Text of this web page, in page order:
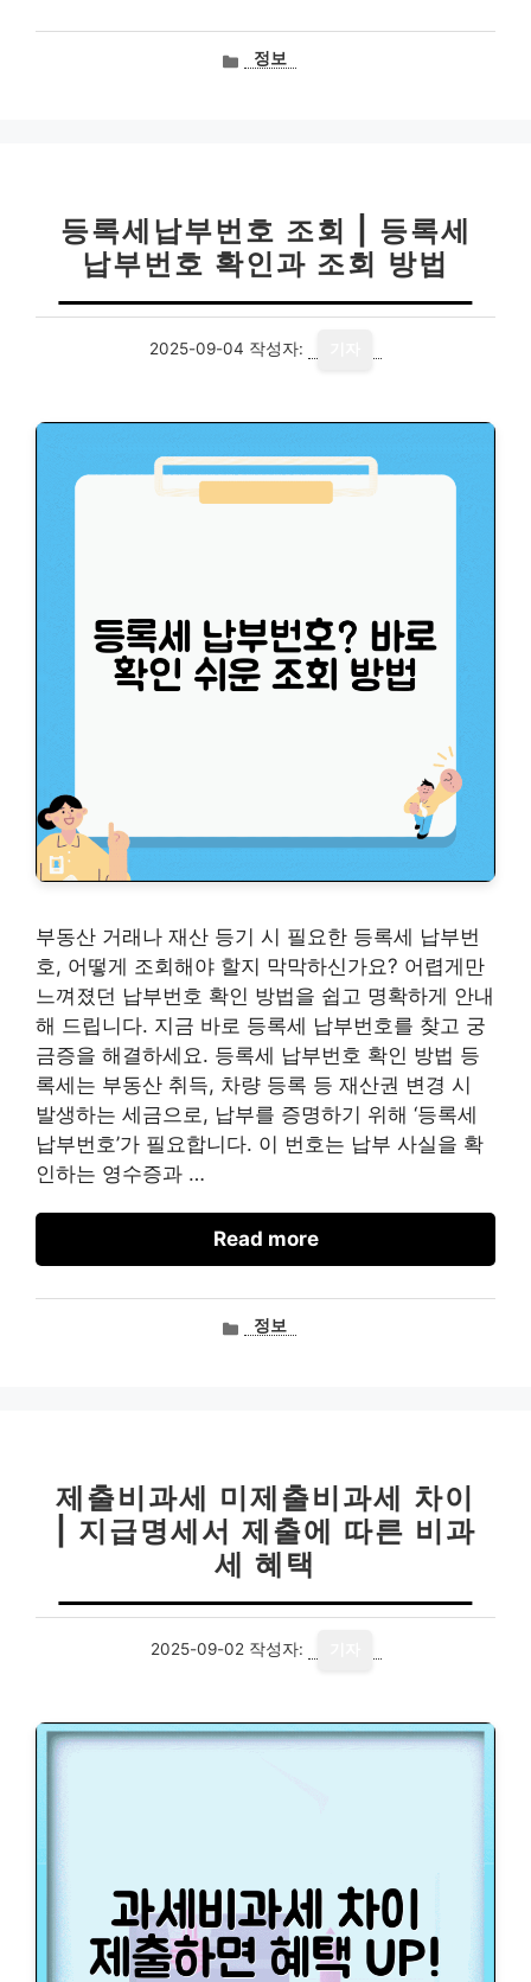
카정보
등록세납부번호 조회 | 등록세
납부번호 확인과 조회 방법
2025-09-04 작성자:
부동산 거래나 재산 등기 시 필요한 등록세 납부번
호, 어떻게 조회해야 할지 막막하신가요? 어렵게만
느껴졌던 납부번호 확인 방법을 쉽고 명확하게 안내
해 드립니다. 지금 바로 등록세 납부번호를 찾고 궁
금증을 해결하세요. 등록세 납부번호 확인 방법 등
록세는 부동산 취득, 차량 등록 등 재산권 변경 시
발생하는 세금으로, 납부를 증명하기 위해 ‘등록세
납부번호’가 필요합니다. 이 번호는 납부 사실을 확
인하는 영수증과 …
Read more
카정보
제출비과세 미제출비과세 차이
| 지급명세서 제출에 따른 비과
세 혜택
2025-09-02 작성자: